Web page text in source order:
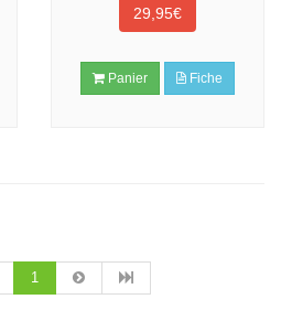
29,95€
Panier Fiche
1